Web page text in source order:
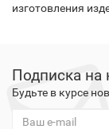
изготовления
Подписка на
Будьте в курсе